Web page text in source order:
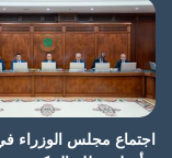
اجتماع مجلس الوزراء